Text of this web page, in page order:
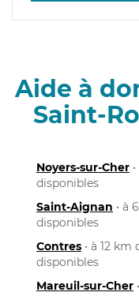
Aide à
Saint-
Noyers-sur-Cher
disponibles
Saint-Aignan • à
disponibles
Contres • à 12
disponibles
Mareuil-sur-Cher